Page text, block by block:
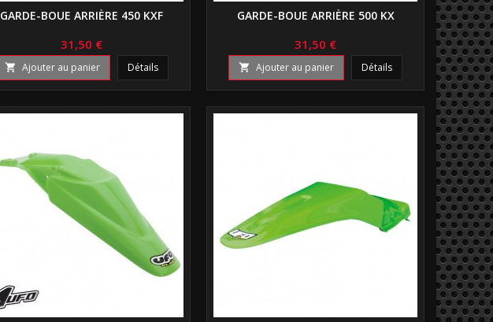
GARDE-BOUE ARRIÈRE 450 KXF
31,50 €
 Ajouter au panier Détails
GARDE-BOUE ARRIÈRE 500 KX
31,50 €
 Ajouter au panier Détails